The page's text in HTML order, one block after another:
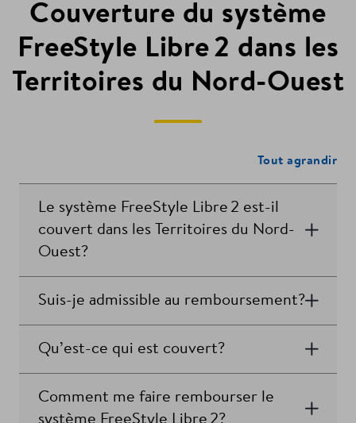
Couverture du système
FreeStyle Libre 2 dans les
Territoires du Nord-Ouest
Tout agrandir
Le système FreeStyle Libre 2 est-il
couvert dans les Territoires du Nord-
Ouest?
Suis-je admissible au remboursement?
Qu’est-ce qui est couvert?
Comment me faire rembourser le
système FreeStyle Libre 2?